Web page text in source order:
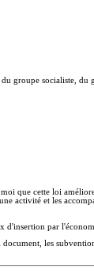
groupe socialiste,
que cette loi
activité et les
d'insertion par
les